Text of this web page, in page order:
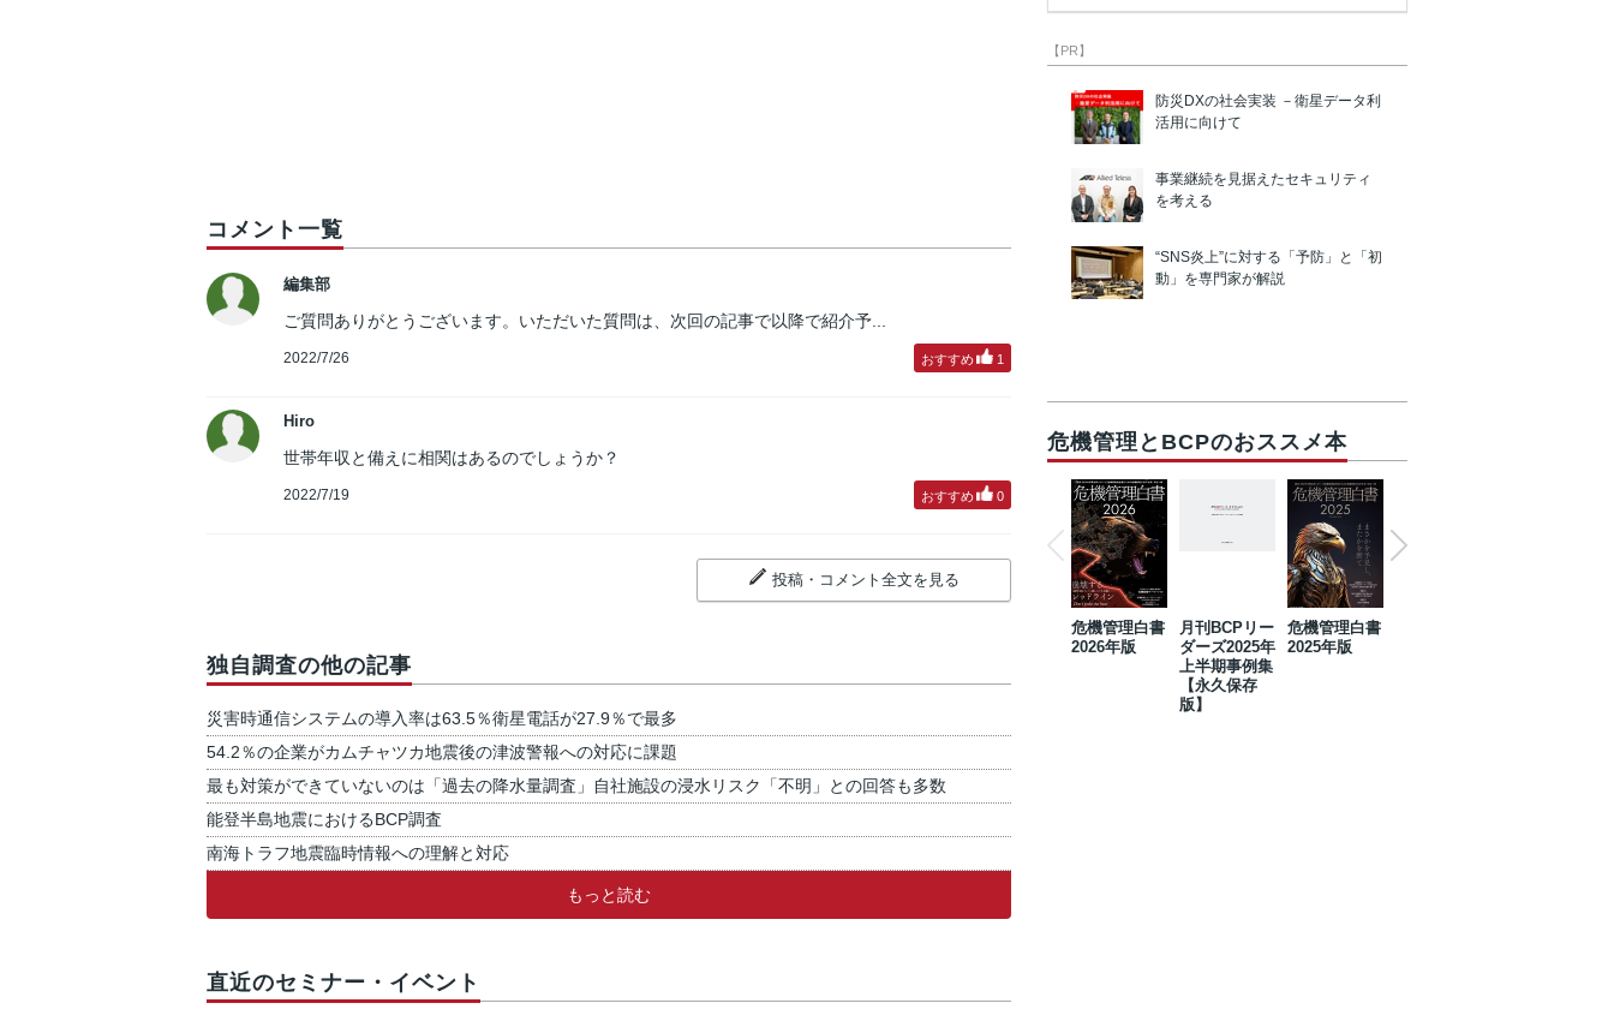
コメント一覧
編集部
ご質問ありがとうございます。いただいた質問は、次回の記事で以降で紹介予...
2022/7/26 おすすめ 1
Hiro
世帯年収と備えに相関はあるのでしょうか？
2022/7/19 おすすめ 0
投稿・コメント全文を見る
独自調査の他の記事
災害時通信システムの導入率は63.5％衛星電話が27.9％で最多
54.2％の企業がカムチャツカ地震後の津波警報への対応に課題
最も対策ができていないのは「過去の降水量調査」自社施設の浸水リスク「不明」との回答も多数
能登半島地震におけるBCP調査
南海トラフ地震臨時情報への理解と対応
もっと読む
直近のセミナー・イベント
【PR】
防災DXの社会実装 －衛星データ利
活用に向けて
事業継続を見据えたセキュリティ
を考える
“SNS炎上”に対する「予防」と「初
動」を専門家が解説
危機管理とBCPのおススメ本
危機管理白書
2026年版
月刊BCPリー
ダーズ2025年
上半期事例集
【永久保存
版】
危機管理白書
2025年版